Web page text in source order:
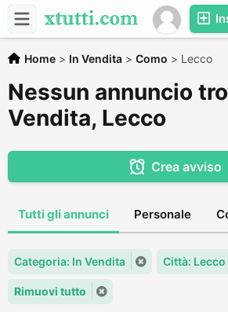
Home > In Vendita > Como > Lecco
Nessun annuncio
Vendita, Lecco
Crea avviso
Tutti gli annunci Personale
Categoria: In Vendita Città: Lecco
Rimuovi tutto